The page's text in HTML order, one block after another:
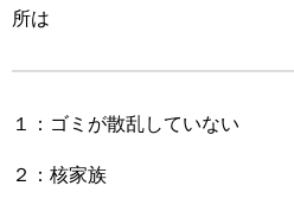
所は
１：ゴミが散乱していない
２：核家族